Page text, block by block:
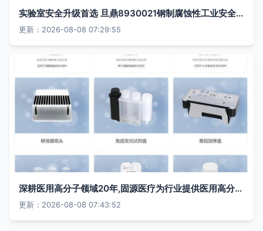
实验室安全升级首选 旦鼎8930021钢制腐蚀性工业安全柜深度解析
更新：2026-08-08 07:29:55
深耕医用高分子领域20年,固源医疗为行业提供医用高分子产品全链路解决方案
更新：2026-08-08 07:43:52